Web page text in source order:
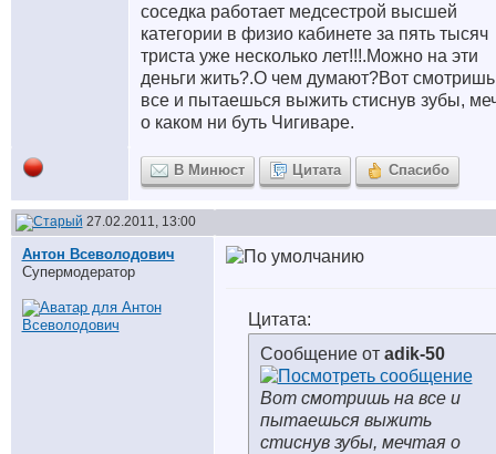
соседка работает медсестрой высшей
категории в физио кабинете за пять тысяч
триста уже несколько лет!!!.Можно на эти
деньги жить?.О чем думают?Вот
все и пытаешься выжить стиснув зубы,
о каком ни буть Чигиваре.
В Минюст Цитата Спасибо
27.02.2011, 13:00
Антон Всеволодович
Супермодератор
Цитата:
Сообщение от adik-50
Вот смотришь на все и
пытаешься выжить
стиснув зубы, мечтая о